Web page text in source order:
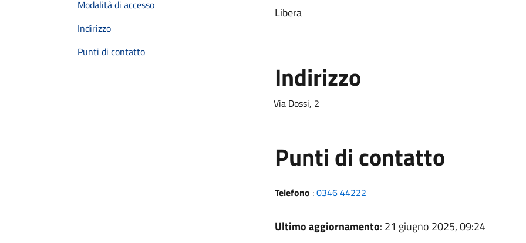
Modalità di accesso
Indirizzo
Punti di contatto
Libera
Indirizzo
Via Dossi, 2
Punti di contatto
Telefono :0346 44222
Ultimo aggiornamento: 21 giugno 2025, 09:24